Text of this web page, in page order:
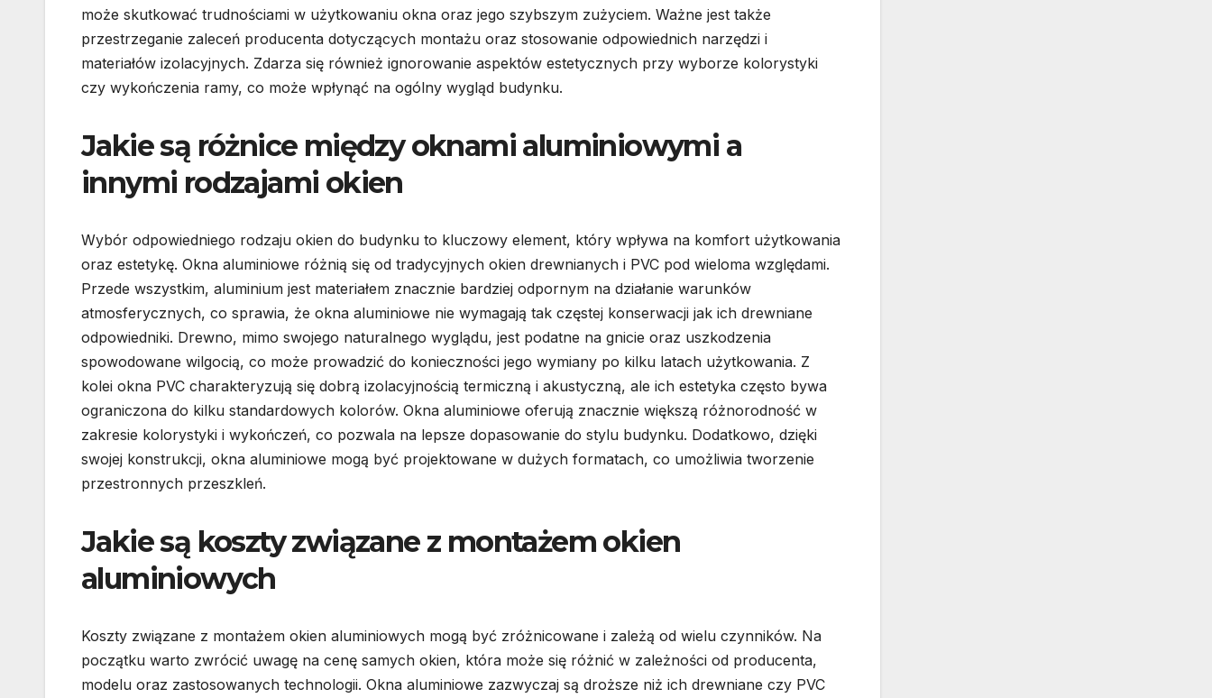
może skutkować trudnościami w użytkowaniu okna oraz jego szybszym zużyciem. Ważne jest także
przestrzeganie zaleceń producenta dotyczących montażu oraz stosowanie odpowiednich narzędzi i
materiałów izolacyjnych. Zdarza się również ignorowanie aspektów estetycznych przy wyborze kolorystyki
czy wykończenia ramy, co może wpłynąć na ogólny wygląd budynku.
Jakie są różnice między oknami aluminiowymi a
innymi rodzajami okien
Wybór odpowiedniego rodzaju okien do budynku to kluczowy element, który wpływa na komfort użytkowania
oraz estetykę. Okna aluminiowe różnią się od tradycyjnych okien drewnianych i PVC pod wieloma względami.
Przede wszystkim, aluminium jest materiałem znacznie bardziej odpornym na działanie warunków
atmosferycznych, co sprawia, że okna aluminiowe nie wymagają tak częstej konserwacji jak ich drewniane
odpowiedniki. Drewno, mimo swojego naturalnego wyglądu, jest podatne na gnicie oraz uszkodzenia
spowodowane wilgocią, co może prowadzić do konieczności jego wymiany po kilku latach użytkowania. Z
kolei okna PVC charakteryzują się dobrą izolacyjnością termiczną i akustyczną, ale ich estetyka często bywa
ograniczona do kilku standardowych kolorów. Okna aluminiowe oferują znacznie większą różnorodność w
zakresie kolorystyki i wykończeń, co pozwala na lepsze dopasowanie do stylu budynku. Dodatkowo, dzięki
swojej konstrukcji, okna aluminiowe mogą być projektowane w dużych formatach, co umożliwia tworzenie
przestronnych przeszkleń.
Jakie są koszty związane z montażem okien
aluminiowych
Koszty związane z montażem okien aluminiowych mogą być zróżnicowane i zależą od wielu czynników. Na
początku warto zwrócić uwagę na cenę samych okien, która może się różnić w zależności od producenta,
modelu oraz zastosowanych technologii. Okna aluminiowe zazwyczaj są droższe niż ich drewniane czy PVC